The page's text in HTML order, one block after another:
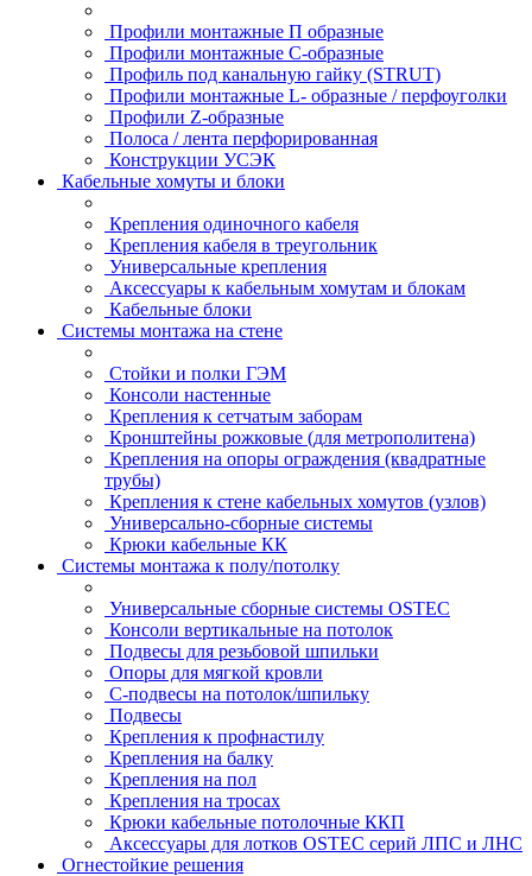
Профили монтажные П образные
Профили монтажные C-образные
Профиль под канальную гайку (STRUT)
Профили монтажные L- образные / перфоуголки
Профили Z-образные
Полоса / лента перфорированная
Конструкции УСЭК
Кабельные хомуты и блоки
Крепления одиночного кабеля
Крепления кабеля в треугольник
Универсальные крепления
Аксессуары к кабельным хомутам и блокам
Кабельные блоки
Системы монтажа на стене
Стойки и полки ГЭМ
Консоли настенные
Крепления к сетчатым заборам
Кронштейны рожковые (для метрополитена)
Крепления на опоры ограждения (квадратные
трубы)
Крепления к стене кабельных хомутов (узлов)
Универсально-сборные системы
Крюки кабельные КК
Системы монтажа к полу/потолку
Универсальные сборные системы OSTEC
Консоли вертикальные на потолок
Подвесы для резьбовой шпильки
Опоры для мягкой кровли
С-подвесы на потолок/шпильку
Подвесы
Крепления к профнастилу
Крепления на балку
Крепления на пол
Крепления на тросах
Крюки кабельные потолочные ККП
Аксессуары для лотков OSTEC серий ЛПС и ЛНС
Огнестойкие решения